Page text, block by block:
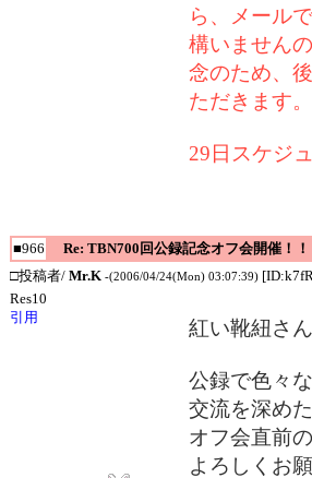
ら、メール
構いません
念のため、
ただきます。
29日スケジ
■966 Re: TBN700回公録記念オフ会開催！！
□投稿者/ Mr.K -(2006/04/24(Mon) 03:07:39)
Res10
引用
紅い靴紐さ
公録で色々
交流を深め
オフ会直前
よろしくお